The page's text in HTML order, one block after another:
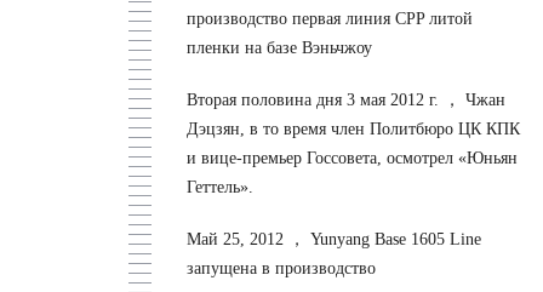
производство первая линия CPP литой
пленки на базе Вэньчжоу
Вторая половина дня 3 мая 2012 г. ，
Чжан
Дэцзян, в то время член Политбюро ЦК КПК
и вице-премьер Госсовета, осмотрел «Юньян
Геттель».
Май 25, 2012 ，
Yunyang Base 1605 Line
запущена в производство